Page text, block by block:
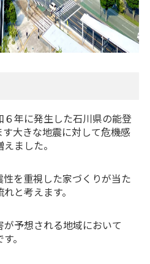
年に発生した石川県の能登
大きな地震に対して危機感
ました。
を重視した家づくりが当た
と考えます。
予想される地域において
。